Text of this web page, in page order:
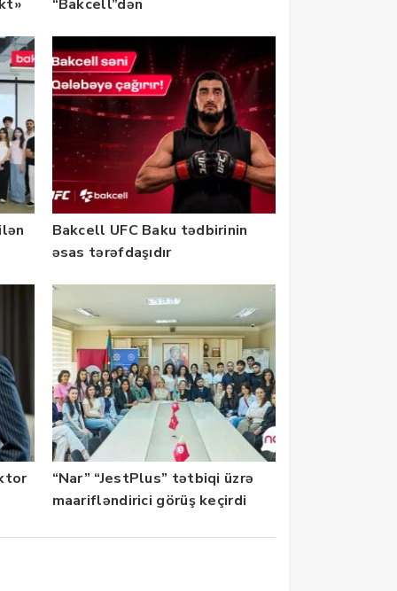
“Bakcell”dən
Bakcell UFC Baku tədbirinin
əsas tərəfdaşıdır
“Nar” “JestPlus” tətbiqi üzrə
maarifləndirici görüş keçirdi